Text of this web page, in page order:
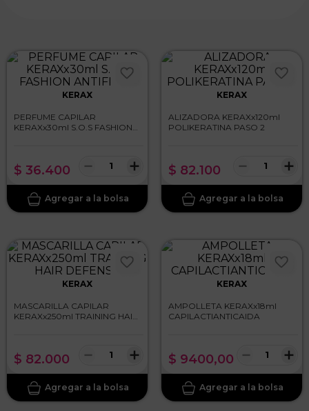
KERAX
PERFUME CAPILAR
KERAXx30ml S.O.S FASHION
$ 36.400 ＋
－
KERAX
ALIZADORA KERAXx120ml
POLIKERATINA PASO 2
$ 82.100 ＋
－
KERAX
MASCARILLA CAPILAR
KERAXx250ml TRAINING HAIR
$ 82.000 ＋
－
KERAX
AMPOLLETA KERAXx18ml
CAPILACTIANTICAIDA
$ 9400,00 ＋
－